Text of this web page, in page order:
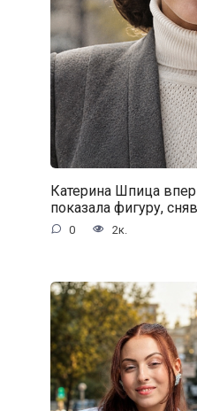
Катерина Шпица
показала фигуру,
0 2к.